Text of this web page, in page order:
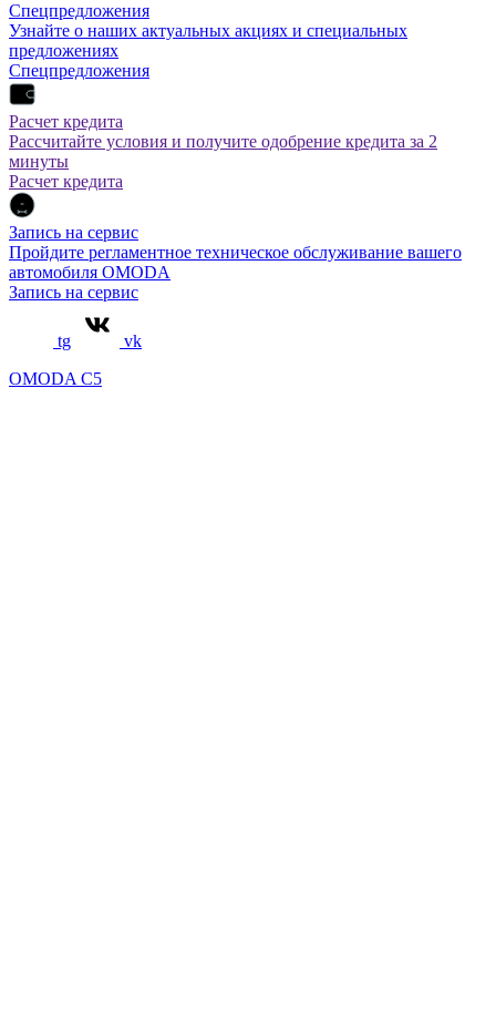
Спецпредложения
Узнайте о наших актуальных акциях и специальных
предложениях
Спецпредложения
Расчет кредита
Рассчитайте условия и получите одобрение кредита за 2
минуты
Расчет кредита
Запись на сервис
Пройдите регламентное техническое обслуживание вашего
автомобиля OMODA
Запись на сервис
tg
vk
OMODA C5